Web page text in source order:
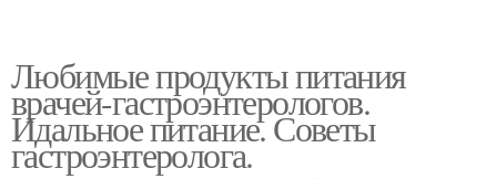
Любимые продукты питания
врачей-гастроэнтерологов.
Идальное питание. Советы
гастроэнтеролога.